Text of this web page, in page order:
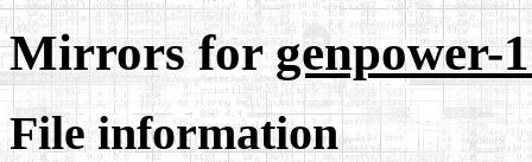
Mirrors forgenpower-
File information